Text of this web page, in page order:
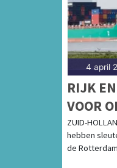
4 april
RIJK
VOOR
ZUID-
hebben
de